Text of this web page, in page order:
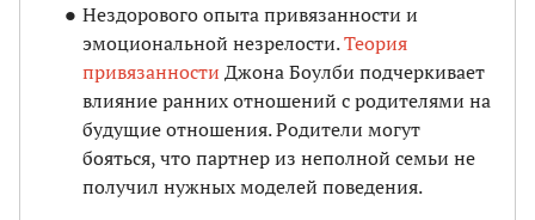
Нездорового опыта привязанности и
эмоциональной незрелости.Теория
привязанности Джона Боулби подчеркивает
влияние ранних отношений с родителями на
будущие отношения. Родители могут
бояться, что партнер из неполной семьи не
получил нужных моделей поведения.